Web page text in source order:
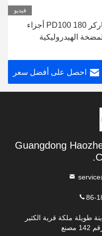
فيديو
باركر PD100 180 أجزاء
الهيدروليكية
احصل على أفضل سعر
Guangdong
86-
طويلة ملكة قرية الكثير